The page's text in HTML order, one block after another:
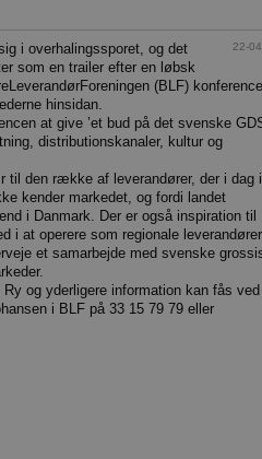
22-
i overhalingssporet, og det
som en trailer efter en løbsk
(BLF)
hinsidan.
at give ’et bud på det svenske
distributionskanaler, kultur og
til den række af leverandører, der i dag
kender markedet, og fordi landet
i Danmark. Der er også inspiration til
i at operere som regionale
et samarbejde med svenske
og yderligere information kan fås ved
i BLF på 33 15 79 79 eller